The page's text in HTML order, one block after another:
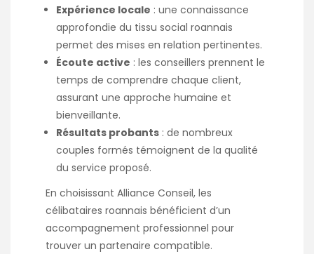
Expérience locale : une connaissance
approfondie du tissu social roannais
permet des mises en relation pertinentes.​
Écoute active : les conseillers prennent le
temps de comprendre chaque client,
assurant une approche humaine et
bienveillante.​
Résultats probants : de nombreux
couples formés témoignent de la qualité
du service proposé.​
En choisissant Alliance Conseil, les
célibataires roannais bénéficient d’un
accompagnement professionnel pour
trouver un partenaire compatible.​